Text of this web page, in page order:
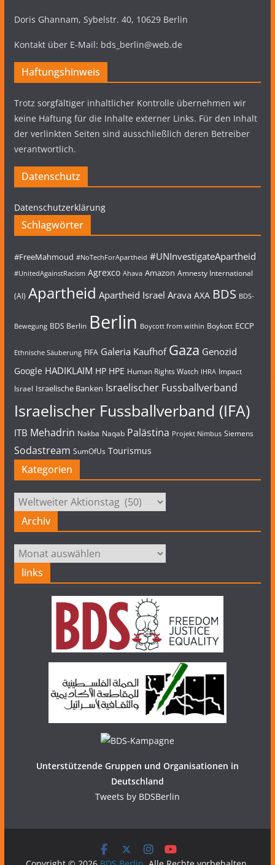
Doris Ghannam, Sybelstr. 40, 10629 Berlin
Kontakt über E-Mail: bds_berlin@web.de
Haftungshinweis
Trotz sorgfältiger inhaltlicher Kontrolle übernehmen wir
keine Haftung für die Inhalte externer Links. Für den Inhalt
der verlinkten Seiten sind ausschließlich deren Betreiber
verantwortlich.
Datenschutz
Datenschutzerklärung
Schlagwörter
#FreeMahmoud #NoTechForApartheid #UNInvestigateApartheid
#UnitedAgainstRacism Agrexco Ahava Amazon Amnesty International
(AI) Apartheid Apartheid Israel Arava AXA BDS BDS-
Bewegung BDS Berlin Berlin Boycott from within Boykott ECCP
Ethnische Säuberung FIFA Galeria Kaufhof Gaza Genozid
Google HADIKLAIM HP HPE Human Rights Watch IHRA Impact
Israel Israelische Banken Israelischer Fussballverband
Israelischer Fussballverband (IFA)
ITB Mehadrin Nakba Naqab Palästina Projekt Nimbus Siemens
Sodastream SumOfUs Tourismus
Kategorien
Kategorien
Archiv
Archiv
links
Unterstützende Gruppen und Organisationen in
Deutschland
Tweets by BDSBerlin